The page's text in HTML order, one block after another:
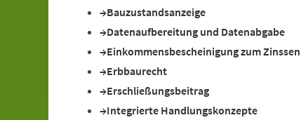
Bauzustandsanzeige
Datenaufbereitung und Datenabgabe
Einkommensbescheinigung zum
Erbbaurecht
Erschließungsbeitrag
Integrierte Handlungskonzepte